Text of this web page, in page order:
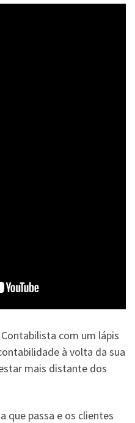
com um lápis
à volta da sua
mais distante dos
que passa e os clientes